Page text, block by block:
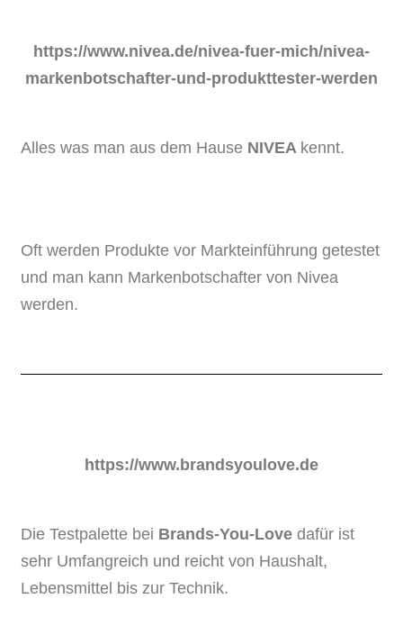
https://www.nivea.de/nivea-fuer-mich/nivea-
markenbotschafter-und-produkttester-werden
Alles was man aus dem Hause NIVEA kennt.
Oft werden Produkte vor Markteinführung getestet
und man kann Markenbotschafter von Nivea
werden.
https://www.brandsyoulove.de
Die Testpalette bei Brands-You-Lovedafür ist
sehr Umfangreich und reicht von Haushalt,
Lebensmittel bis zur Technik.